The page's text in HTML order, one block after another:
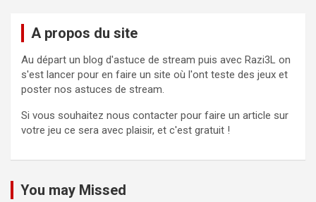
A propos du site
Au départ un blog d'astuce de stream puis avec Razi3L on
s'est lancer pour en faire un site où l'ont teste des jeux et
poster nos astuces de stream.
Si vous souhaitez nous contacter pour faire un article sur
votre jeu ce sera avec plaisir, et c'est gratuit !
You may Missed